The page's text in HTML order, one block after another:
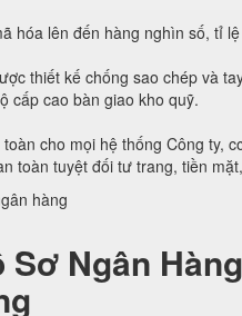
hóa lên đến hàng nghìn số, tỉ
thiết kế chống sao chép và
cấp cao bàn giao kho quỹ.
cho mọi hệ thống Công ty,
toàn tuyệt đối tư trang, tiền
Sơ Ngân